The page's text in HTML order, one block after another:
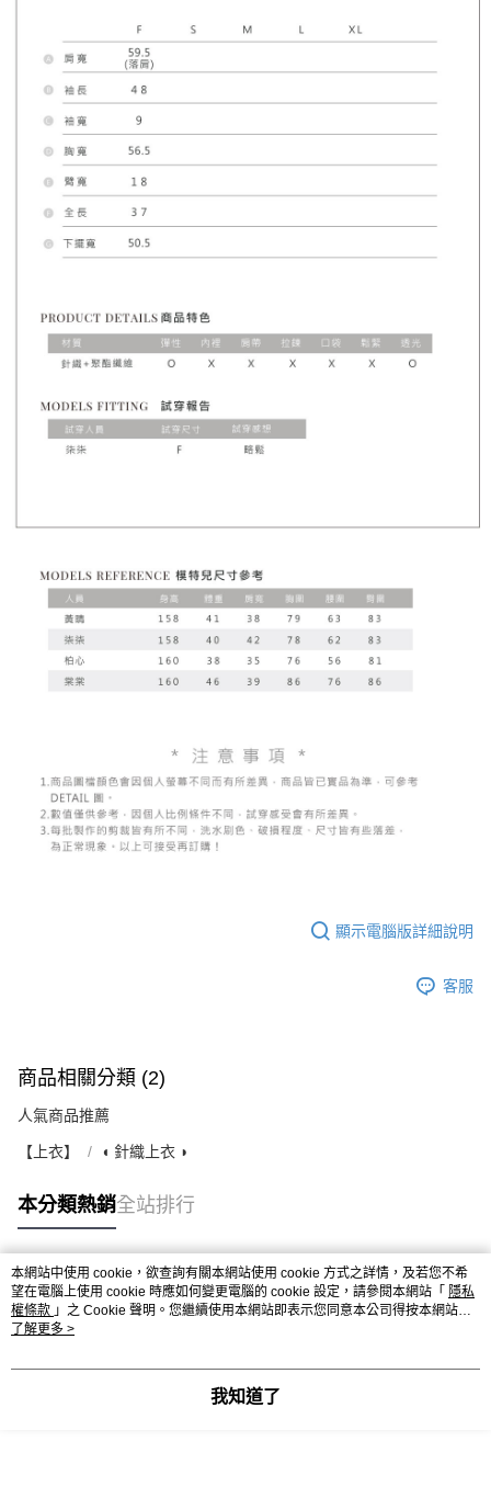
顯示電腦版詳細說明
客服
商品相關分類 (2)
人氣商品推薦
【上衣】 ◖ 針織上衣 ◗
本分類熱銷全站排行
熱門標籤
本網站中使用 cookie，欲查詢有關本網站使用 cookie 方式之詳情，及若您不希
望在電腦上使用 cookie 時應如何變更電腦的 cookie 設定，請參閱本網站「 隱私
權條款 」之 Cookie 聲明。您繼續使用本網站即表示您同意本公司得按本網站使
用條款之 Cookie 聲明使用 cookie。
了解更多 >
我知道了